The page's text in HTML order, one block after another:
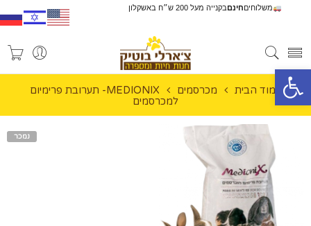
פתח סרגל נגישות
משלוחיםחינםבקנייה מעל 200 ש״ח באשקלון
עמוד הבית מכרסמים
MEDIONIX- תערובת פרימיום
למכרסמים
נמכר